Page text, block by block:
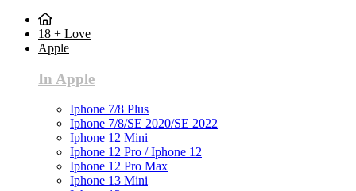
18 + Love
Apple
In Apple
Iphone 7/8 Plus
Iphone 7/8/SE 2020/SE 2022
Iphone 12 Mini
Iphone 12 Pro / Iphone 12
Iphone 12 Pro Max
Iphone 13 Mini